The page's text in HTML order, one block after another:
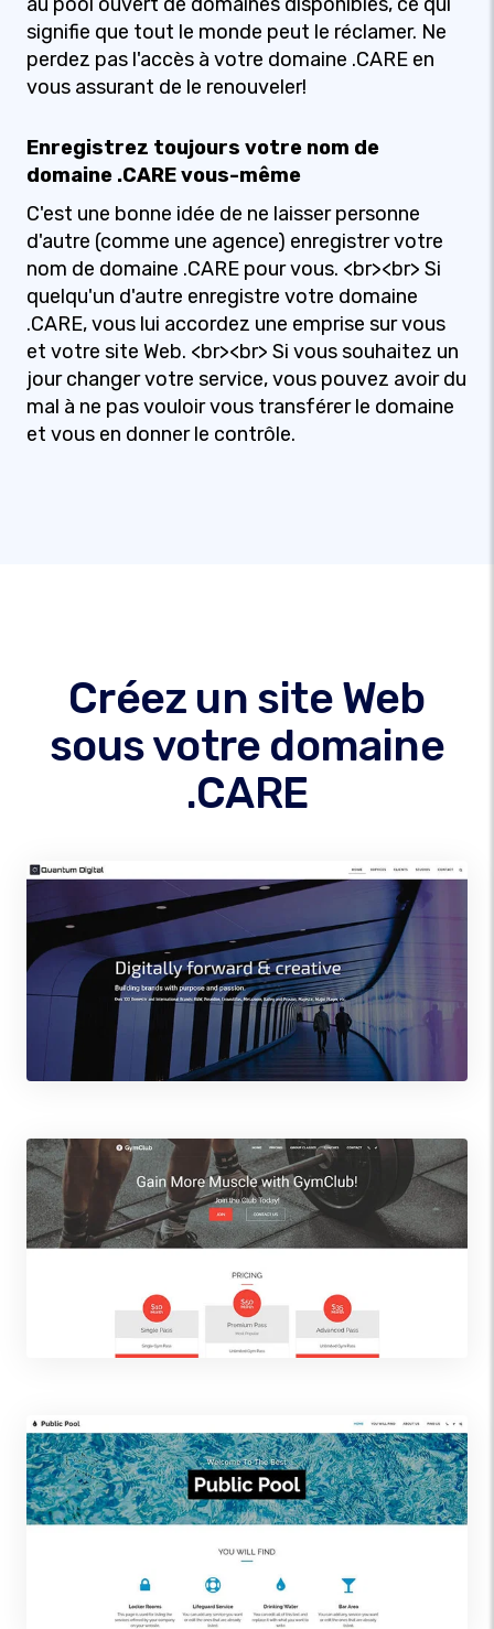
signifie que tout le monde peut le réclamer. Ne
perdez pas l'accès à votre domaine .CARE en
vous assurant de le renouveler!
Enregistrez toujours votre nom de
domaine .CARE vous-même
C'est une bonne idée de ne laisser personne
d'autre (comme une agence) enregistrer votre
nom de domaine .CARE pour vous. <br><br> Si
quelqu'un d'autre enregistre votre domaine
.CARE, vous lui accordez une emprise sur vous
et votre site Web. <br><br> Si vous souhaitez un
jour changer votre service, vous pouvez avoir du
mal à ne pas vouloir vous transférer le domaine
et vous en donner le contrôle.
Créez un site Web
sous votre domaine
.CARE